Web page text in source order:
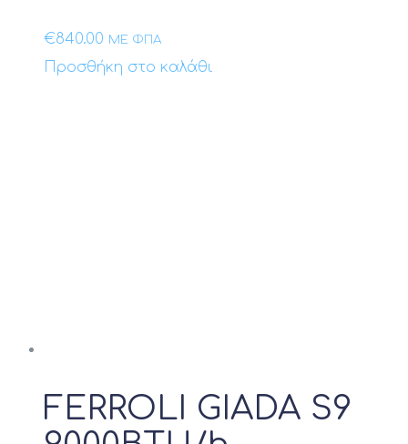
€840.00 ΜΕ ΦΠΑ
Προσθήκη στο καλάθι
FERROLI GIADA S9